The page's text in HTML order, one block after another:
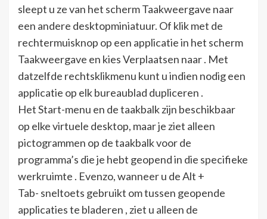
sleept u ze van het scherm Taakweergave naar
een andere desktopminiatuur. Of klik met de
rechtermuisknop op een applicatie in het scherm
Taakweergave en kies Verplaatsen naar . Met
datzelfde rechtsklikmenu kunt u indien nodig een
applicatie op elk bureaublad dupliceren .
Het Start-menu en de taakbalk zijn beschikbaar
op elke virtuele desktop, maar je ziet alleen
pictogrammen op de taakbalk voor de
programma’s die je hebt geopend in die specifieke
werkruimte . Evenzo, wanneer u de Alt +
Tab- sneltoets gebruikt om tussen geopende
applicaties te bladeren , ziet u alleen de